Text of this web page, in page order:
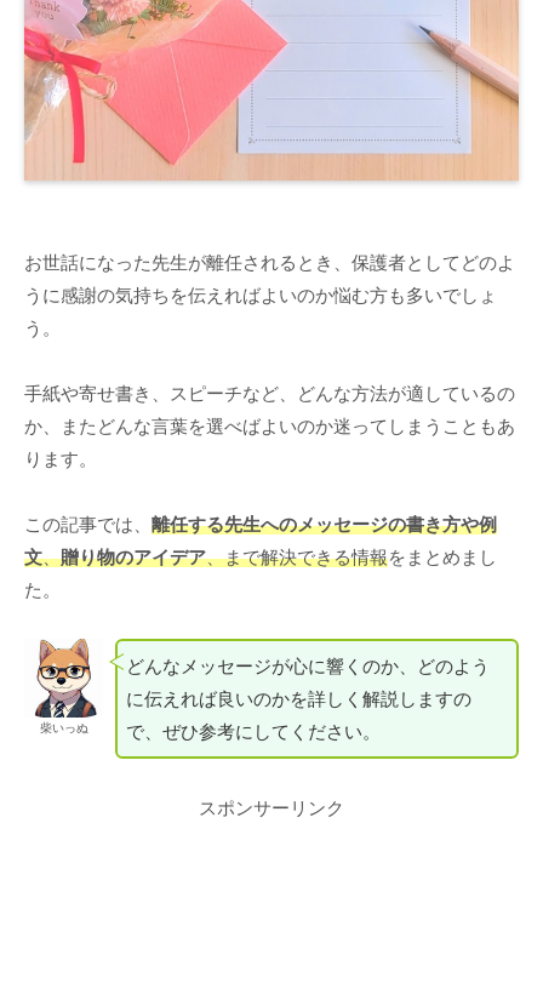
お世話になった先生が離任されるとき、保護者としてどのよ
うに感謝の気持ちを伝えればよいのか悩む方も多いでしょ
う。
手紙や寄せ書き、スピーチなど、どんな方法が適しているの
か、またどんな言葉を選べばよいのか迷ってしまうこともあ
ります。
この記事では、 離任する先生へのメッセージの書き方や例
文、贈り物のアイデア、まで解決できる情報をまとめまし
た。
柴いっぬ
どんなメッセージが心に響くのか、どのよう
に伝えれば良いのかを詳しく解説しますの
で、ぜひ参考にしてください。
スポンサーリンク